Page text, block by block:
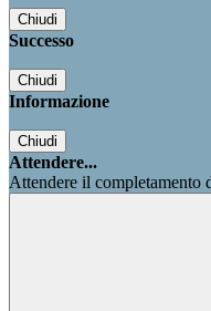
Chiudi
Successo
Chiudi
Informazione
Chiudi
Attendere...
Attendere il completamento